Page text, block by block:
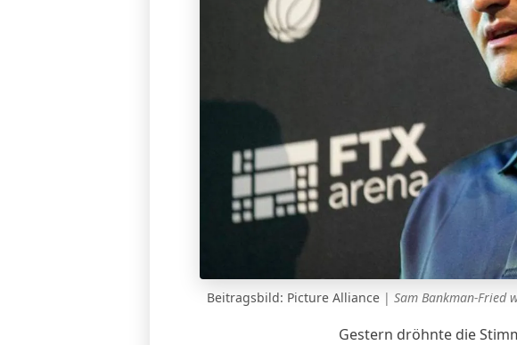
Beitragsbild: Picture Alliance | Sam Bankman-Fried
Gestern dröhnte die